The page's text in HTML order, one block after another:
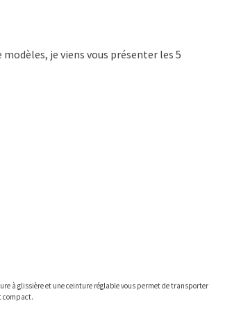
je viens vous présenter les 5
à glissière et une ceinture réglable vous permet de transporter
compact.